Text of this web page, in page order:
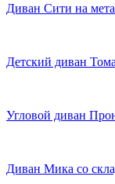
Диван Сити на
Детский диван
Угловой диван
Диван Мика со